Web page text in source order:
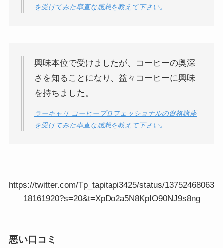
を受けてみた率直な感想を教えて下さい。
興味本位で受けましたが、コーヒーの奥深
さを知ることになり、益々コーヒーに興味
を持ちました。
ラーキャリ コーヒープロフェッショナルの資格講座
を受けてみた率直な感想を教えて下さい。
https://twitter.com/Tp_tapitapi3425/status/13752468063
18161920?s=20&t=XpDo2a5N8KpIO90NJ9s8ng
悪い口コミ